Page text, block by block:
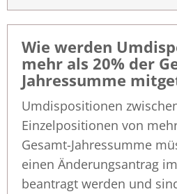
Wie werden
mehr als 20% der
Jahressumme
Umdispositionen
Einzelpositionen von
Gesamt-Jahressumme
einen Änderungsantrag
beantragt werden und